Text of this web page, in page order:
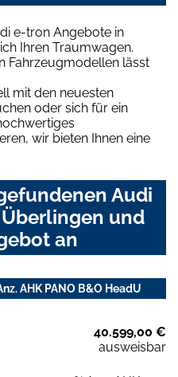
e-tron Angebote in
Ihren Traumwagen.
Fahrzeugmodellen lässt
mit den neuesten
oder sich für ein
wir bieten Ihnen eine
Audi
und
an
AHK PANO B&O HeadU
40.599,00 €
ausweisbar